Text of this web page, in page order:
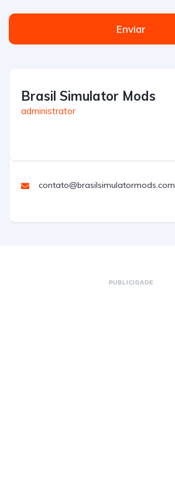
Enviar
Brasil Simulator Mods
administrator
contato@brasilsimulatormods.com
PUBLICIDADE